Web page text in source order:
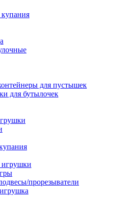
для пустышек
для бутылочек
прорезыватели